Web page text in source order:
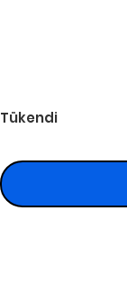
Tükendi